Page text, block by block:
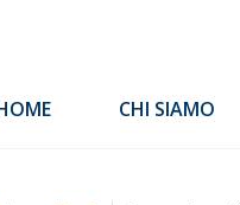
CHI SIAMO